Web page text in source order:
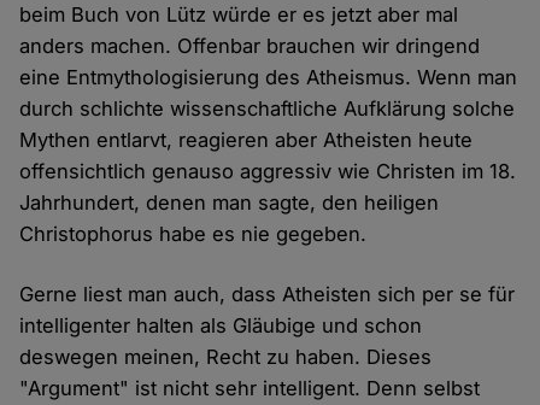
beim Buch von Lütz würde er es jetzt aber mal
anders machen. Offenbar brauchen wir dringend
eine Entmythologisierung des Atheismus. Wenn man
durch schlichte wissenschaftliche Aufklärung solche
Mythen entlarvt, reagieren aber Atheisten heute
offensichtlich genauso aggressiv wie Christen im 18.
Jahrhundert, denen man sagte, den heiligen
Christophorus habe es nie gegeben.
Gerne liest man auch, dass Atheisten sich per se für
intelligenter halten als Gläubige und schon
deswegen meinen, Recht zu haben. Dieses
"Argument" ist nicht sehr intelligent. Denn selbst